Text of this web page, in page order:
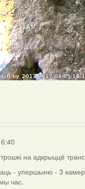
на адкрыццё
- упершыню - 3
час.